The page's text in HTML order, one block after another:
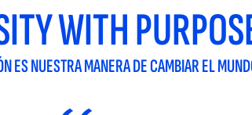
WITH
ES NUESTRA MANERA DE CAMBIAR EL